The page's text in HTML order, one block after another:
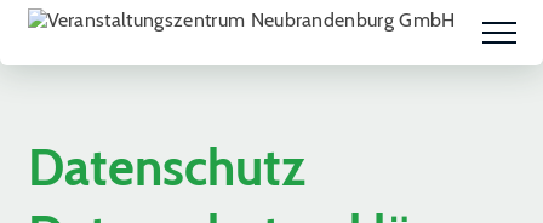
Datenschutz